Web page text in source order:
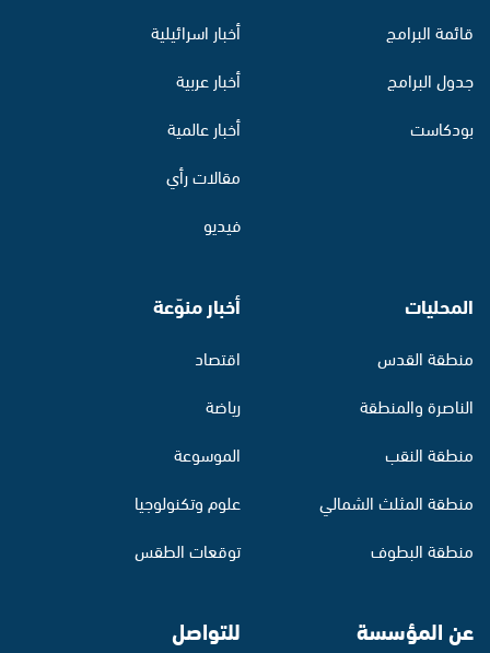
قائمة البرامج
جدول البرامج
بودكاست
أخبار اسرائيلية
أخبار عربية
أخبار عالمية
مقالات رأي
فيديو
المحليات
منطقة القدس
الناصرة والمنطقة
منطقة النقب
منطقة المثلث الشمالي
منطقة البطوف
أخبار منوّعة
اقتصاد
رياضة
الموسوعة
علوم وتكنولوجيا
توقعات الطقس
عن المؤسسة للتواصل